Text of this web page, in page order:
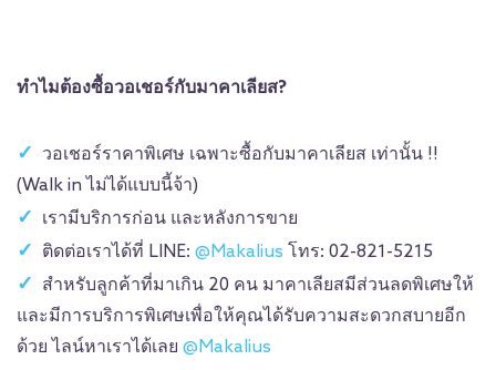
ทำไมต้องซื้อวอเชอร์กับมาคาเลียส?
วอเชอร์ราคาพิเศษ เฉพาะซื้อกับมาคาเลียส เท่านั้น !!
(Walk in ไม่ได้แบบนี้จ้า)
เรามีบริการก่อน และหลังการขาย
ติดต่อเราได้ที่ LINE: @Makalius โทร: 02-821-5215
สำหรับลูกค้าที่มาเกิน 20 คน มาคาเลียสมีส่วนลดพิเศษให้
และมีการบริการพิเศษเพื่อให้คุณได้รับความสะดวกสบายอีก
ด้วย ไลน์หาเราได้เลย @Makalius